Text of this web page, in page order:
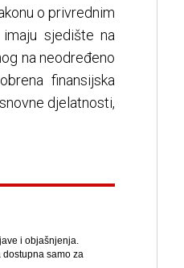
o privrednim
sjedište na
na neodređeno
finansijska
djelatnosti,
i objašnjenja.
samo za